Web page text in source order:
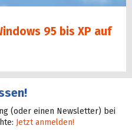
95 bis XP auf
(oder einen Newsletter) bei
Jetzt anmelden!